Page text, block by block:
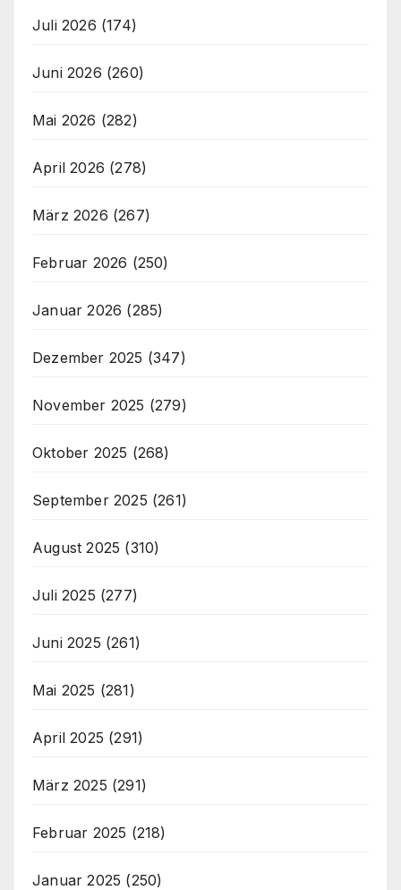
Juli 2026 (174)
Juni 2026 (260)
Mai 2026 (282)
April 2026 (278)
März 2026 (267)
Februar 2026 (250)
Januar 2026 (285)
Dezember 2025 (347)
November 2025 (279)
Oktober 2025 (268)
September 2025 (261)
August 2025 (310)
Juli 2025 (277)
Juni 2025 (261)
Mai 2025 (281)
April 2025 (291)
März 2025 (291)
Februar 2025 (218)
Januar 2025 (250)